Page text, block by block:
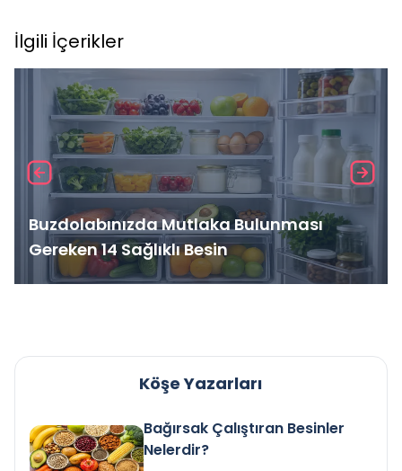
İlgili İçerikler
Buzdolabınızda Mutlaka Bulunması
Gereken 14 Sağlıklı Besin
Köşe Yazarları
Bağırsak Çalıştıran Besinler
Nelerdir?